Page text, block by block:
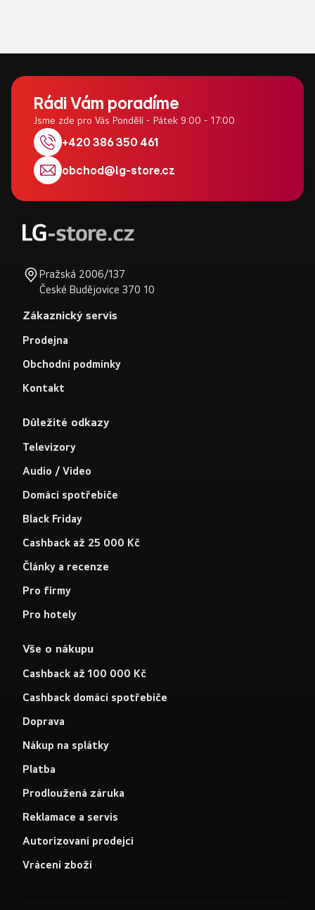
Rádi Vám poradíme
Jsme zde pro Vás Pondělí - Pátek 9:00 - 17:00
+420 386 350 461
obchod@lg-store.cz
Pražská 2006/137
České Budějovice 370 10
Zákaznický servis
Prodejna
Obchodní podmínky
Kontakt
Důležité odkazy
Televizory
Audio / Video
Domácí spotřebiče
Black Friday
Cashback až 25 000 Kč
Články a recenze
Pro firmy
Pro hotely
Vše o nákupu
Cashback až 100 000 Kč
Cashback domácí spotřebiče
Doprava
Nákup na splátky
Platba
Prodloužená záruka
Reklamace a servis
Autorizovaní prodejci
Vrácení zboží